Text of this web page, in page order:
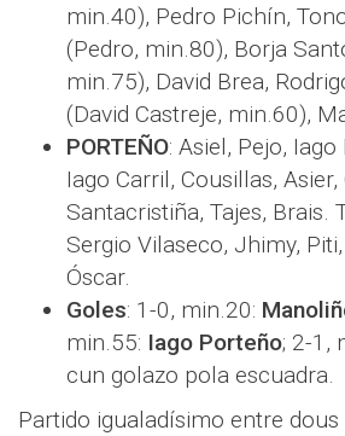
min.40), Pedro Pichín,
(Pedro, min.80), Borja
min.75), David Brea,
(David Castreje, min.60),
PORTEÑO: Asiel, Pejo,
Iago Carril, Cousillas,
Santacristiña, Tajes, Brais.
Sergio Vilaseco, Jhimy,
Óscar.
Goles: 1-0, min.20:
min.55: Iago Porteño; 2-1,
cun golazo pola escuadra.
Partido igualadísimo entre